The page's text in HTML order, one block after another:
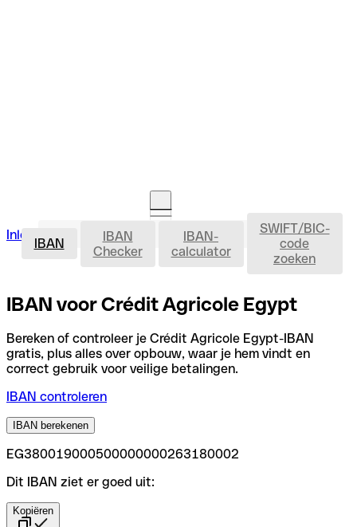
Inloggen Rekening openen IBAN
IBAN
IBAN
Checker
IBAN-
calculator
SWIFT/BIC-
code
zoeken
IBAN voor Crédit Agricole Egypt
Bereken of controleer je Crédit Agricole Egypt-IBAN
gratis, plus alles over opbouw, waar je hem vindt en
correct gebruik voor veilige betalingen.
IBAN controleren
IBAN berekenen
EG380019000500000000263180002
Dit IBAN ziet er goed uit:
Kopiëren